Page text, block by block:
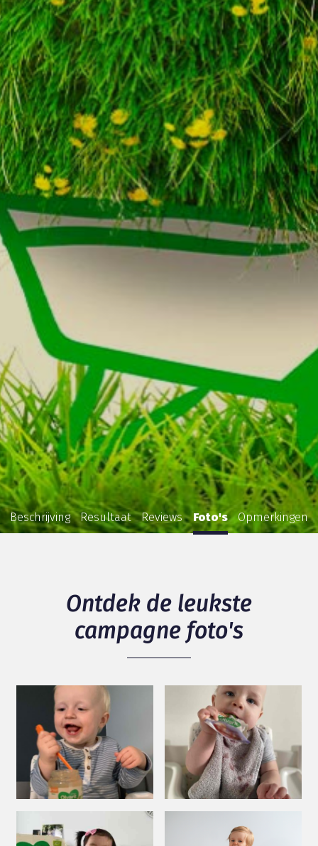
Beschrijving Resultaat Reviews Foto's Opmerkingen
Ontdek de leukste
campagne foto's